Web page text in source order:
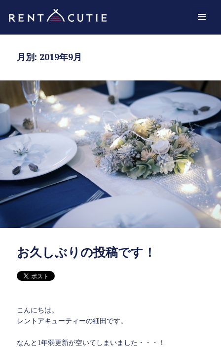
スタッフBLOG
月別: 2019年9月
お久しぶりの投稿です！
こんにちは。
レントアキューティーの細田です。
なんと1年弱更新が空いてしまいました・・・！